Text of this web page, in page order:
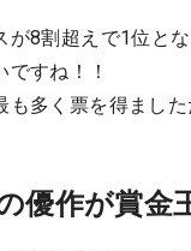
8割超えで1位とな
すね！！
多く票を得まし
優作が賞金